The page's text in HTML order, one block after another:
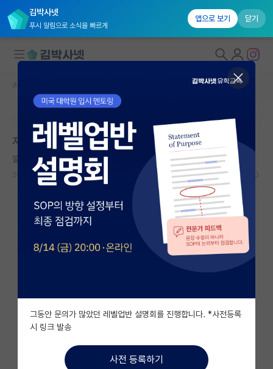
김박사넷
푸시 알림으로 소식을 빠르게
앱으로 보기 닫기
대학원생 모집
국내대학원 정보
연구실&오픈랩
커뮤니티
커뮤니티 홈
전체글보기
베스트 게시판
자유 게시판(아무개랩)
미국 유학 게시판
미국 대학원 합격 후기 게시판
커뮤니티 홈
본문이 수정되지 않는 박제글입니다.
자율주행 spk랩 대학원 진학
깔끔한 레온하르트 오일러
2023.06.30 1 1069
그동안 문의가 많았던 레벨업반 설명회를 진행합니다. *사전등록
시 링크 발송
사전 등록하기